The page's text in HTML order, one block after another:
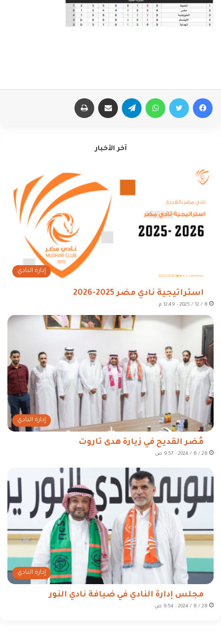
فيسبوك تويتر واتساب تيلقرام مشاركة عبر البريد
آخر الأخبار
إدارة النادي
استراتيجية نادي مضر 2025-2026
8 / 12 / 2025 - 12:49 م
إدارة النادي
مُضر القديح في زيارة هدى تاروت
28 / 8 / 2024 - 9:57 ص
إدارة النادي
مجلس إدارة النادي في ضيافة نادي النور
28 / 8 / 2024 - 9:54 ص